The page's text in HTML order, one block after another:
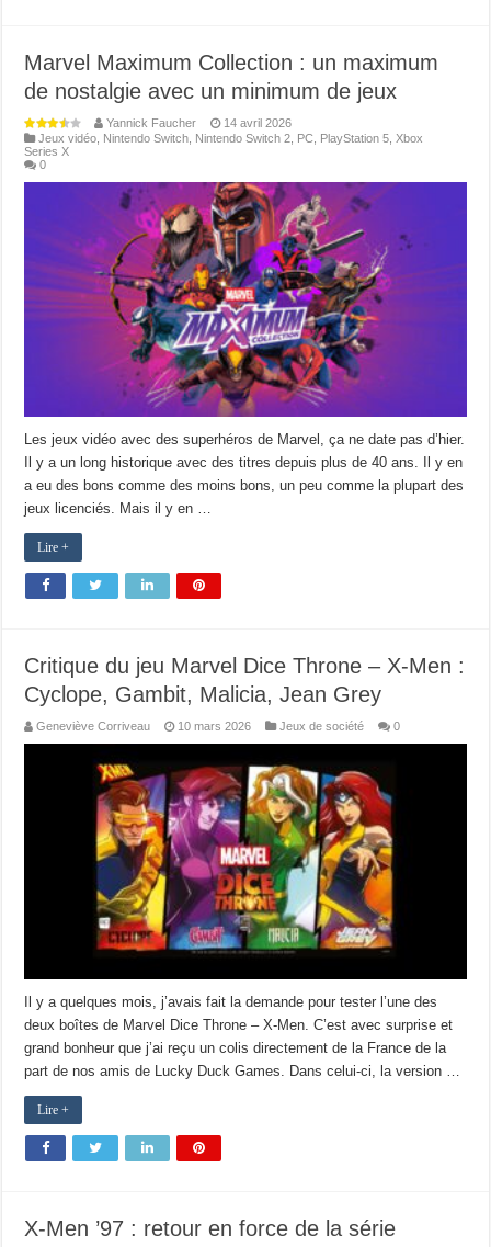
Marvel Maximum Collection : un maximum
de nostalgie avec un minimum de jeux
Yannick Faucher
14 avril 2026
Jeux vidéo Nintendo Switch Nintendo Switch 2 PC PlayStation 5 ,Xbox
Series X
0
Les jeux vidéo avec des superhéros de Marvel, ça ne date pas d’hier.
Il y a un long historique avec des titres depuis plus de 40 ans. Il y en
a eu des bons comme des moins bons, un peu comme la plupart des
jeux licenciés. Mais il y en …
Lire +
Critique du jeu Marvel Dice Throne – X-Men :
Cyclope, Gambit, Malicia, Jean Grey
Geneviève Corriveau 10 mars 2026 Jeux de société 0
Il y a quelques mois, j’avais fait la demande pour tester l’une des
deux boîtes de Marvel Dice Throne – X-Men. C’est avec surprise et
grand bonheur que j’ai reçu un colis directement de la France de la
part de nos amis de Lucky Duck Games. Dans celui-ci, la version …
Lire +
X-Men ’97 : retour en force de la série